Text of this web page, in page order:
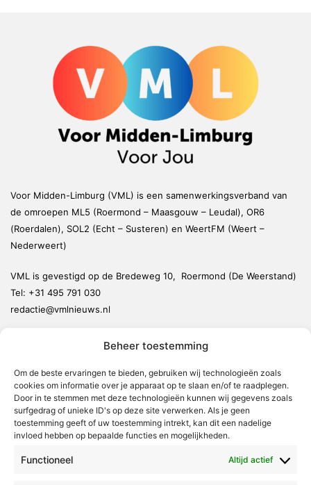
Beheer toestemming
Om de beste ervaringen te bieden, gebruiken wij technologieën zoals
cookies om informatie over je apparaat op te slaan en/of te raadplegen.
Door in te stemmen met deze technologieën kunnen wij gegevens zoals
surfgedrag of unieke ID's op deze site verwerken. Als je geen
toestemming geeft of uw toestemming intrekt, kan dit een nadelige
invloed hebben op bepaalde functies en mogelijkheden.
Functioneel Altijd actief
Voor Midden-Limburg (VML) is een samenwerkingsverband van
de omroepen ML5 (Roermond – Maasgouw – Leudal), OR6
(Roerdalen), SOL2 (Echt – Susteren) en WeertFM (Weert –
Nederweert)
VML is gevestigd op de Bredeweg 10, Roermond (De Weerstand)
Tel: +31 495 791 030
redactie@vmlnieuws.nl
Leudal
Maasgouw
Echt-Susteren